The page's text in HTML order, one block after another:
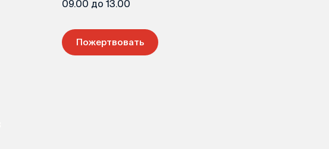
09.00 до 13.00
Пожертвовать